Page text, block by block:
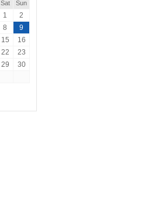
Sat Sun
1
2
8
9
15
16
22
23
29
30